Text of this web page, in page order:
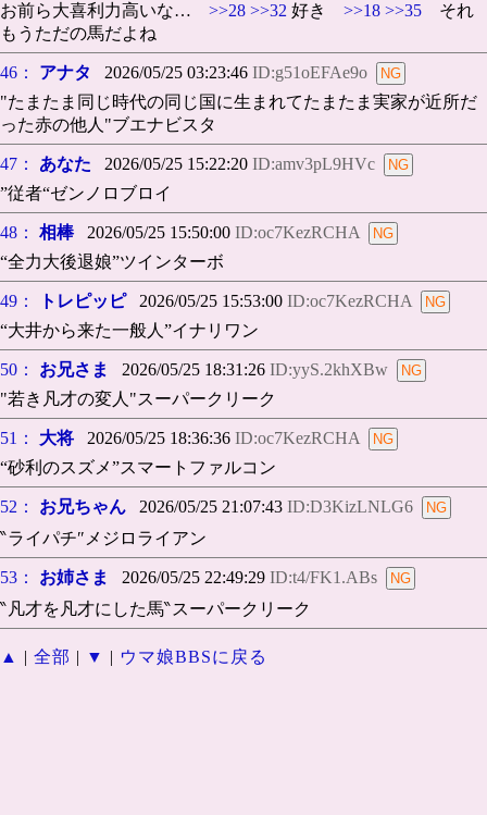
お前ら大喜利力高いな… >>28 >>32 好き >>18 >>35 それ
もうただの馬だよね
46： アナタ 2026/05/25 03:23:46 ID:g51oEFAe9o
"たまたま同じ時代の同じ国に生まれてたまたま実家が近所だ
った赤の他人"ブエナビスタ
47： あなた 2026/05/25 15:22:20 ID:amv3pL9HVc
”従者“ゼンノロブロイ
48： 相棒2026/05/25 15:50:00 ID:oc7KezRCHA
“全力大後退娘”ツインターボ
49： トレピッピ2026/05/25 15:53:00 ID:oc7KezRCHA
“大井から来た一般人”イナリワン
50： お兄さま 2026/05/25 18:31:26 ID:yyS.2khXBw
"若き凡才の変人"スーパークリーク
51： 大将 2026/05/25 18:36:36 ID:oc7KezRCHA
“砂利のスズメ”スマートファルコン
52： お兄ちゃん 2026/05/25 21:07:43 ID:D3KizLNLG6
‶ライパチ″メジロライアン
53： お姉さま 2026/05/25 22:49:29 ID:t4/FK1.ABs
‶凡才を凡才にした馬‶スーパークリーク
▲ | 全部 | ▼ | ウマ娘BBSに戻る